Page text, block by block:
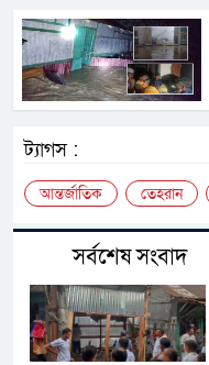
ট্যাগস :
আন্তর্জাতিক তেহরান
সর্বশেষ সংবাদ